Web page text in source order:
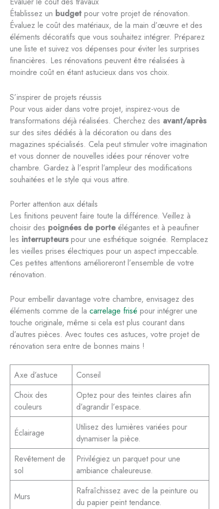
Établissez un budget pour votre projet de rénovation.
Évaluez le coût des matériaux, de la main d’œuvre et des
éléments décoratifs que vous souhaitez intégrer. Préparez
une liste et suivez vos dépenses pour éviter les surprises
financières. Les rénovations peuvent être réalisées à
moindre coût en étant astucieux dans vos choix.
S’inspirer de projets réussis
Pour vous aider dans votre projet, inspirez-vous de
transformations déjà réalisées. Cherchez des avant/après
sur des sites dédiés à la décoration ou dans des
magazines spécialisés. Cela peut stimuler votre imagination
et vous donner de nouvelles idées pour rénover votre
chambre. Gardez à l’esprit l’ampleur des modifications
souhaitées et le style qui vous attire.
Porter attention aux détails
Les finitions peuvent faire toute la différence. Veillez à
choisir des poignées de porteélégantes et à peaufiner
les interrupteurspour une esthétique soignée. Remplacez
les vieilles prises électriques pour un aspect impeccable.
Ces petites attentions amélioreront l’ensemble de votre
rénovation.
Pour embellir davantage votre chambre, envisagez des
éléments comme de la carrelage frisé pour intégrer une
touche originale, même si cela est plus courant dans
d’autres pièces. Avec toutes ces astuces, votre projet de
rénovation sera entre de bonnes mains !
Axe d’astuce
Conseil
Choix des
couleurs
Optez pour des teintes claires afin
d’agrandir l’espace.
Éclairage
Utilisez des lumières variées pour
dynamiser la pièce.
Revêtement de
sol
Privilégiez un parquet pour une
ambiance chaleureuse.
Murs
Rafraîchissez avec de la peinture ou
du papier peint tendance.